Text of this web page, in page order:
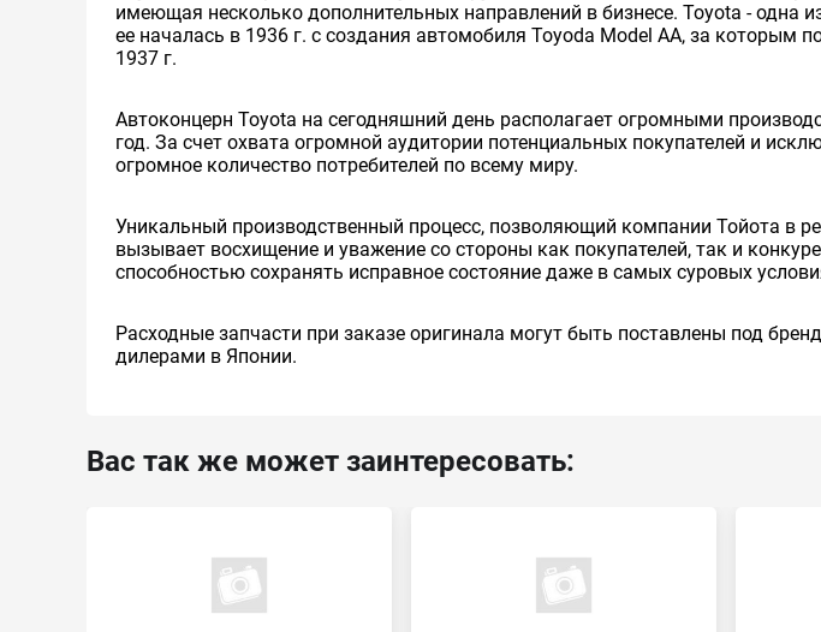
имеющая несколько дополнительных направлений в бизнесе. Toyota -
ее началась в 1936 г. с создания автомобиля Toyoda Model AA, за которым
1937 г.
Автоконцерн Toyota на сегодняшний день располагает огромными
год. За счет охвата огромной аудитории потенциальных покупателей и
огромное количество потребителей по всему миру.
Уникальный производственный процесс, позволяющий компании Тойота в
вызывает восхищение и уважение со стороны как покупателей, так и
способностью сохранять исправное состояние даже в самых суровых
Расходные запчасти при заказе оригинала могут быть поставлены под
дилерами в Японии.
Вас так же может заинтересовать: